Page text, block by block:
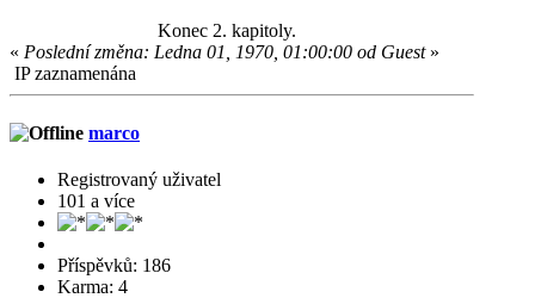
Konec 2. kapitoly.
« Poslední změna: Ledna 01, 1970, 01:00:00 od Guest»
IP zaznamenána
marco
Registrovaný uživatel
101 a více
Příspěvků: 186
Karma: 4